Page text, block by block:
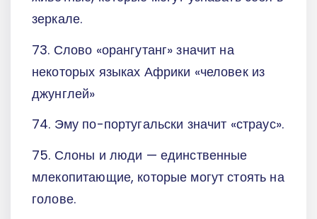
зеркале.
73. Слово «орангутанг» значит на
некоторых языках Африки «человек из
джунглей»
74. Эму по-португальски значит «страус».
75. Слоны и люди — единственные
млекопитающие, которые могут стоять на
голове.